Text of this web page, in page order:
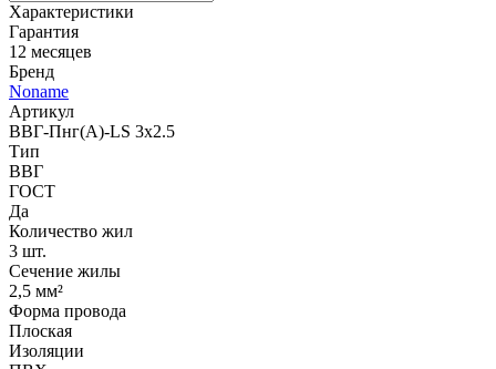
Характеристики
Гарантия
12 месяцев
Бренд
Noname
Артикул
ВВГ-Пнг(А)-LS 3x2.5
Тип
ВВГ
ГОСТ
Да
Количество жил
3 шт.
Сечение жилы
2,5 мм²
Форма провода
Плоская
Изоляции